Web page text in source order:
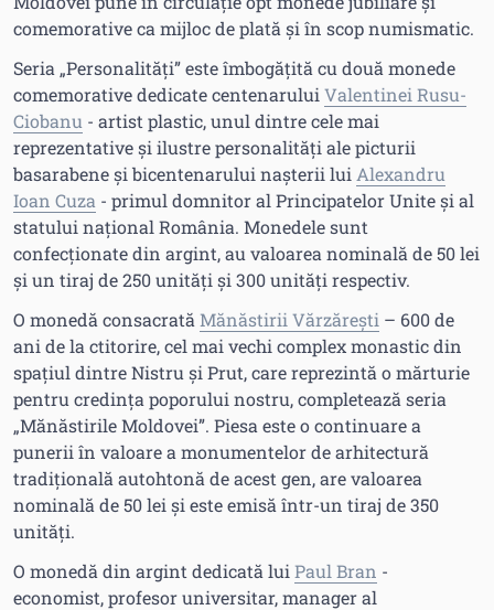
comemorative ca mijloc de plată și în scop numismatic.
Seria „Personalități” este îmbogățită cu două monede
comemorative dedicate centenarului Valentinei Rusu-
Ciobanu - artist plastic, unul dintre cele mai
reprezentative și ilustre personalități ale picturii
basarabene și bicentenarului nașterii lui Alexandru
Ioan Cuza - primul domnitor al Principatelor Unite și al
statului național România. Monedele sunt
confecționate din argint, au valoarea nominală de 50 lei
și un tiraj de 250 unități și 300 unități respectiv.
O monedă consacrată Mănăstirii Vărzărești – 600 de
ani de la ctitorire, cel mai vechi complex monastic din
spațiul dintre Nistru și Prut, care reprezintă o mărturie
pentru credința poporului nostru, completează seria
„Mănăstirile Moldovei”. Piesa este o continuare a
punerii în valoare a monumentelor de arhitectură
tradițională autohtonă de acest gen, are valoarea
nominală de 50 lei și este emisă într-un tiraj de 350
unități.
O monedă din argint dedicată lui Paul Bran -
economist, profesor universitar, manager al